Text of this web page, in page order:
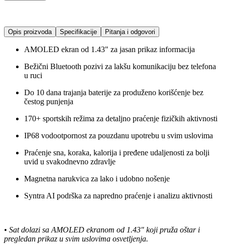
Opis proizvoda Specifikacije Pitanja i odgovori
AMOLED ekran od 1.43" za jasan prikaz informacija
Bežični Bluetooth pozivi za lakšu komunikaciju bez telefona
u ruci
Do 10 dana trajanja baterije za produženo korišćenje bez
čestog punjenja
170+ sportskih režima za detaljno praćenje fizičkih aktivnosti
IP68 vodootpornost za pouzdanu upotrebu u svim uslovima
Praćenje sna, koraka, kalorija i pređene udaljenosti za bolji
uvid u svakodnevno zdravlje
Magnetna narukvica za lako i udobno nošenje
Syntra AI podrška za napredno praćenje i analizu aktivnosti
• Sat dolazi sa AMOLED ekranom od 1.43" koji pruža oštar i
pregledan prikaz u svim uslovima osvetljenja.